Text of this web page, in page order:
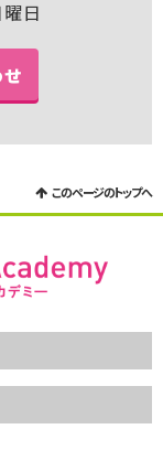
日
このページのトップへ